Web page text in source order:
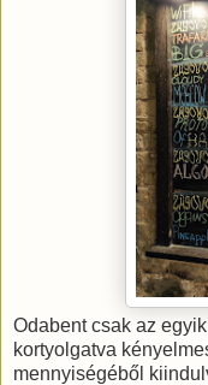
Odabent csak az
kortyolgatva
mennyiségéből